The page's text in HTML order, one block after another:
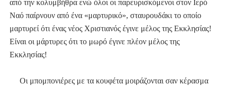
από την κολυμβήθρα ενώ όλοι οι παρευρισκόμενοι στον Ιερό
Ναό παίρνουν από ένα «μαρτυρικό», σταυρουδάκι το οποίο
μαρτυρεί ότι ένας νέος Χριστιανός έγινε μέλος της Εκκλησίας!
Είναι οι μάρτυρες ότι το μωρό έγινε πλέον μέλος της
Εκκλησίας!
Οι μπομπονιέρες με τα κουφέτα μοιράζονται σαν κέρασμα